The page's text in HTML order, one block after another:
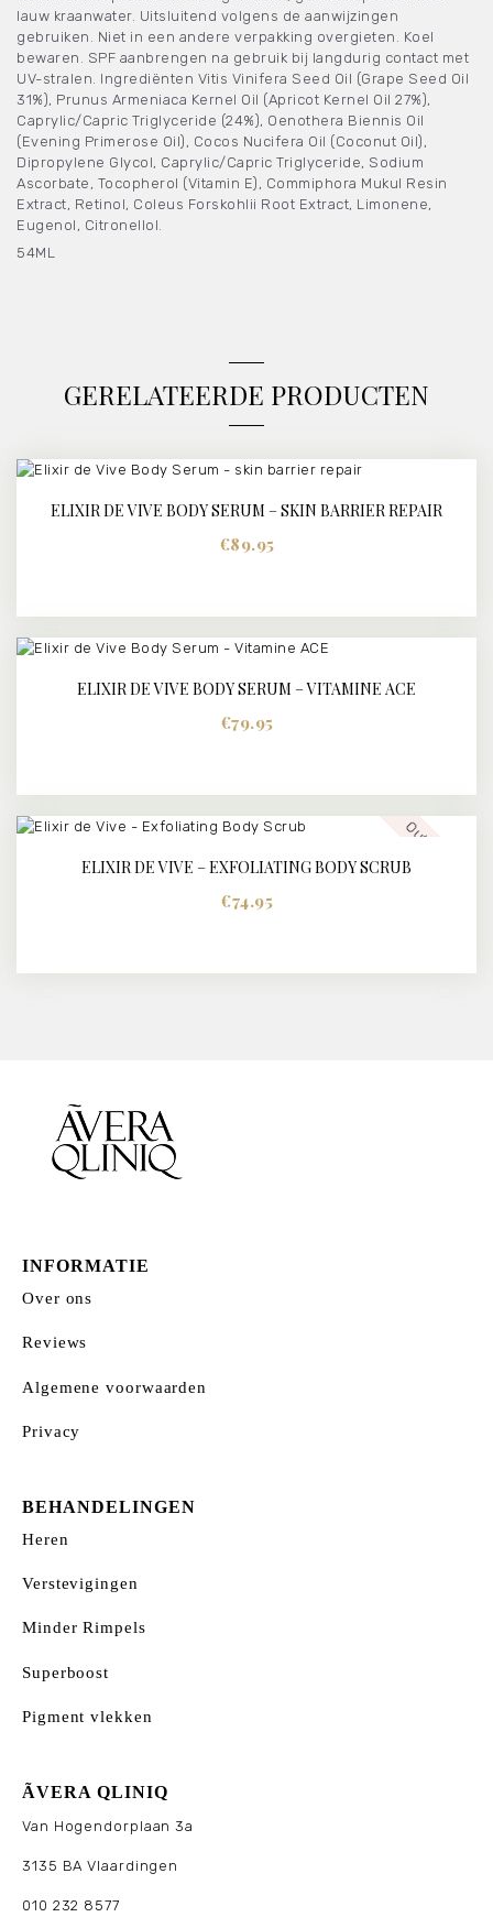
lauw kraanwater. Uitsluitend volgens de aanwijzingen
gebruiken. Niet in een andere verpakking overgieten. Koel
bewaren. SPF aanbrengen na gebruik bij langdurig contact met
UV-stralen. Ingrediënten Vitis Vinifera Seed Oil (Grape Seed Oil
31%), Prunus Armeniaca Kernel Oil (Apricot Kernel Oil 27%),
Caprylic/Capric Triglyceride (24%), Oenothera Biennis Oil
(Evening Primerose Oil), Cocos Nucifera Oil (Coconut Oil),
Dipropylene Glycol, Caprylic/Capric Triglyceride, Sodium
Ascorbate, Tocopherol (Vitamin E), Commiphora Mukul Resin
Extract, Retinol, Coleus Forskohlii Root Extract, Limonene,
Eugenol, Citronellol.
54ML
GERELATEERDE PRODUCTEN
BUY NOW DETAILS
ELIXIR DE VIVE BODY SERUM – SKIN BARRIER REPAIR
€89.95
BUY NOW DETAILS
ELIXIR DE VIVE BODY SERUM – VITAMINE ACE
€79.95
Out of stock
ELIXIR DE VIVE – EXFOLIATING BODY SCRUB
€74.95
INFORMATIE
Over ons
Reviews
Algemene voorwaarden
Privacy
BEHANDELINGEN
Heren
Verstevigingen
Minder Rimpels
Superboost
Pigment vlekken
ÃVERA QLINIQ
Van Hogendorplaan 3a
3135 BA Vlaardingen
010 232 8577